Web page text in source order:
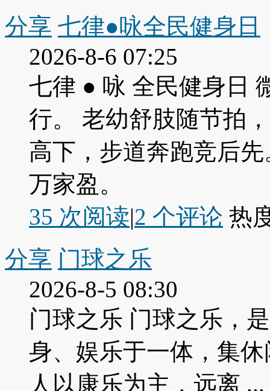
分享 七律●咏全民健身日
2026-8-6 07:25
七律 ● 咏 全民健身日
行。 老幼舒肢随节拍
高下，步道奔跑竞后
万家盈。
35 次阅读|2 个评论 热
分享 门球之乐
2026-8-5 08:30
门球之乐 门球之乐，
身、娱乐于一体，集
人以康乐为主，远离 ...